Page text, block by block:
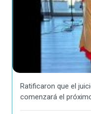
Ratificaron que el
comenzará el